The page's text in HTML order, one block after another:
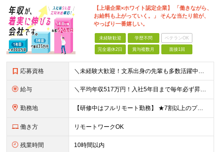
【上場企業×ホワイト認定企業】 「働きながら、
お給料も上がっていく。」 そんな当たり前が、
やっぱり一番嬉しい。
未経験歓迎 学歴不問 ベテランOK
完全週休2日 賞与複数月 面接1回
応募資格 ＼未経験大歓迎！文系出身の先輩も多数活躍中／ ◆PCスキルに自信のない方も歓迎 ◆完全未経験OK ◆社会人デビューもOK ◆学歴不問 「働きながら少しずつ専門スキルを身につけたい」という意欲重視の採
給与 ＼平均年収517万円！入社5年目まで毎年必ず昇給／ ■賞与年3回 ■年収800万円以上も可 ■入社3年以上の平均年収469.2万円 月給23万2000円以上＋賞与年3回＋各種手当 ☆入社5年目まで最
勤務地 【研修中はフルリモート勤務】 ★7割以上のプロジェクトでリモートワークを導入 ★一都三県のプロジェクト先 ★転居を伴う転勤なし ＜プロジェクト先＞ 東京・神奈川・千葉・埼玉でのプロジェクト先にて勤務
働き方 リモートワークOK
残業時間 10時間以内